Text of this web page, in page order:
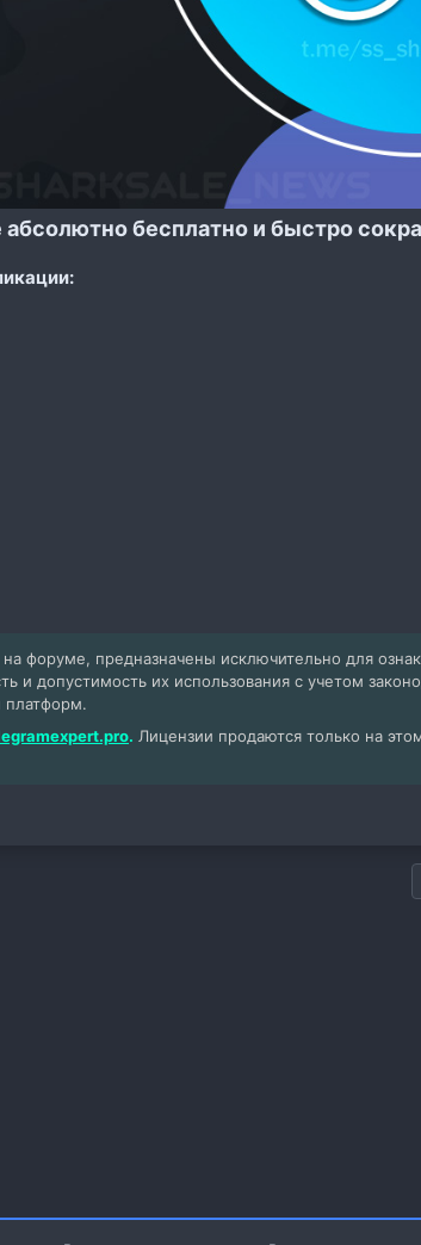
бесплатно и быстро
форуме, предназначены исключительно для
и допустимость их использования с учетом
платформ.
. Лицензии продаются только на